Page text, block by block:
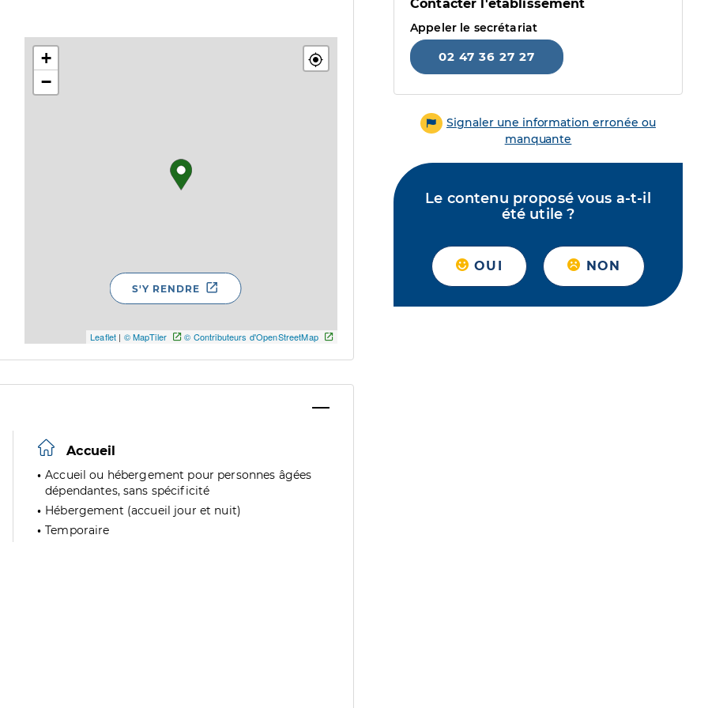
+
−
Leaflet | © MapTiler © Contributeurs d'OpenStreetMap
S'Y RENDRE
Accueil
Accueil ou hébergement pour personnes âgées
dépendantes, sans spécificité
Hébergement (accueil jour et nuit)
Temporaire
Contacter l'établissement
Appeler le secrétariat
02 47 36 27 27
Signaler une information erronée ou
manquante
Le contenu proposé vous a-t-il
été utile ?
OUI NON